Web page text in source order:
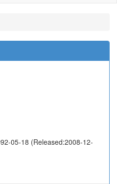
05-18 (Released:2008-12-